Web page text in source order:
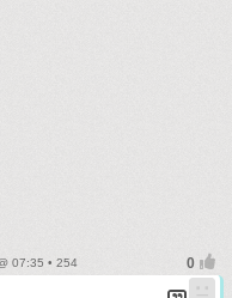
07:35 • 254